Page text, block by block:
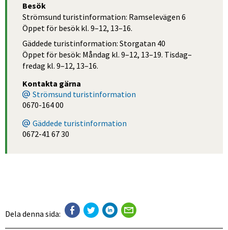
Besök
Strömsund turistinformation: Ramselevägen 6
Öppet för besök kl. 9–12, 13–16.
Gäddede turistinformation: Storgatan 40
Öppet för besök: Måndag kl. 9–12, 13–19. Tisdag–
fredag kl. 9–12, 13–16.
Kontakta gärna
Strömsund turistinformation
0670-164 00
Gäddede turistinformation
0672-41 67 30
Dela denna sida: